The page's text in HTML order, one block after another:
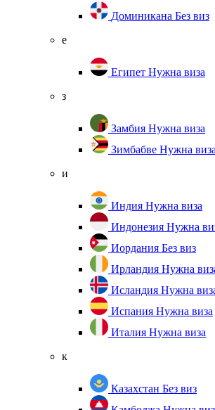
Доминикана Без виз
е
Египет Нужна виза
з
Замбия Нужна виза
Зимбабве Нужна виза
и
Индия Нужна виза
Индонезия Нужна
Иордания Без виз
Ирландия Нужна
Исландия Нужна
Испания Нужна виза
Италия Нужна виза
к
Казахстан Без виз